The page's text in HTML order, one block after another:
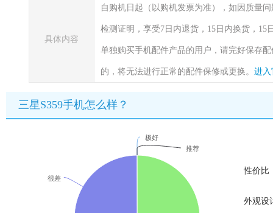
具体内容
自购机日起（以购机发票为准），如因质量
检测证明，享受7日内退货，15日内换货，
单独购买手机配件产品的用户，请完好保存
的，将无法进行正常的配件保修或更换。 进入
三星S359手机怎么样？
极好
推荐
很差
性价比
外观设